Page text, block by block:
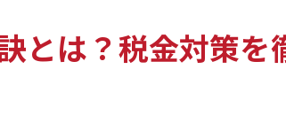
金計画
を減らす方法門真市の特例を活用しよ
とは？税金対策を